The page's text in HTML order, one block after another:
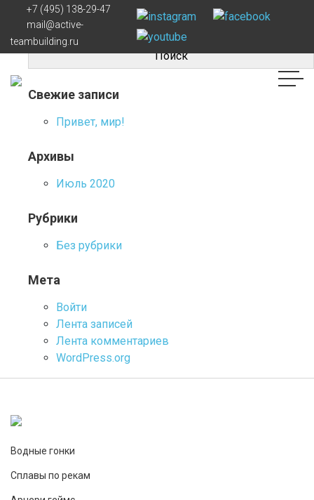
+7 (495) 138-29-47
mail@active-
teambuilding.ru
Навигация
записям
Отель Radisson — Завидово
Найти:
Свежие записи
Привет, мир!
Архивы
Июль 2020
Рубрики
Без рубрики
Мета
Войти
Лента записей
Лента комментариев
WordPress.org
Водные гонки
Сплавы по рекам